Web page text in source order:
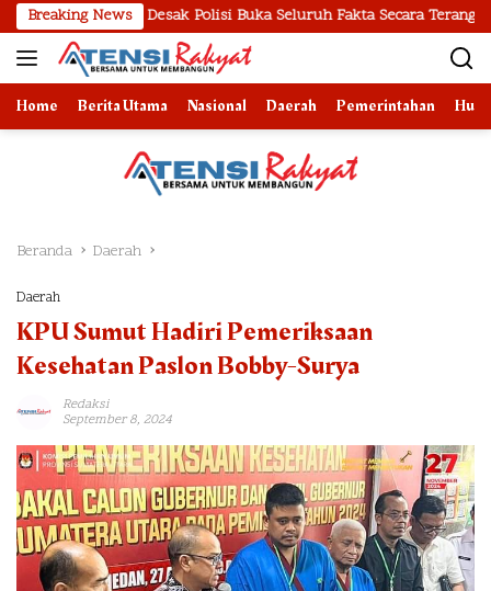
Langsung
ke
konten
Breaking News
Desak Polisi Buka Seluruh Fakta Secara Terang Benderang
Home Berita Utama Nasional Daerah Pemerintahan
Beranda Daerah
Daerah
KPU Sumut Hadiri Pemeriksaan
Kesehatan Paslon Bobby-Surya
Redaksi
September 8, 2024